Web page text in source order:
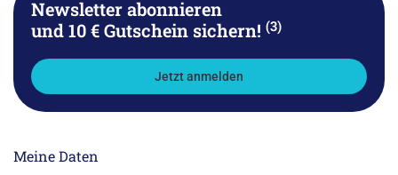
Newsletter abonnieren
und 10 € Gutschein sichern! (3)
Jetzt anmelden
Meine Daten